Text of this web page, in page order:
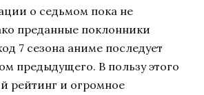
о седьмом пока не
преданные поклонники
7 сезона аниме последует
предыдущего. В пользу этого
рейтинг и огромное